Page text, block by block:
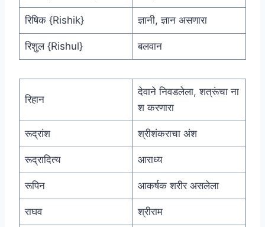
रिषिक {Rishik} ज्ञानी, ज्ञान असणारा
रिशुल {Rishul} बलवान
रिहान
देवाने निवडलेला, शत्रूंचा ना
श करणारा
रूद्रांश श्रीशंकराचा अंश
रूद्रादित्य आराध्य
रूपिन आकर्षक शरीर असलेला
राघव श्रीराम